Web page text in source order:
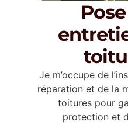
Je m’occupe de
réparation et de la
toitures pour
protection et